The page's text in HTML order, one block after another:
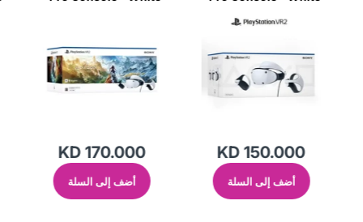
KD 170.000
أضف إلى السلة
KD 79.900
أضف إلى السلة